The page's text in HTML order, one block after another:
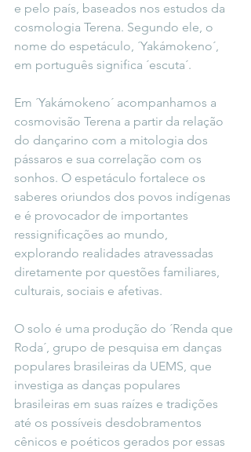
e pelo país, baseados nos estudos da
cosmologia Terena. Segundo ele, o
nome do espetáculo, ´Yakámokeno´,
em português significa ´escuta´.
Em ´Yakámokeno´ acompanhamos a
cosmovisão Terena a partir da relação
do dançarino com a mitologia dos
pássaros e sua correlação com os
sonhos. O espetáculo fortalece os
saberes oriundos dos povos indígenas
e é provocador de importantes
ressignificações ao mundo,
explorando realidades atravessadas
diretamente por questões familiares,
culturais, sociais e afetivas.
O solo é uma produção do ´Renda que
Roda´, grupo de pesquisa em danças
populares brasileiras da UEMS, que
investiga as danças populares
brasileiras em suas raízes e tradições
até os possíveis desdobramentos
cênicos e poéticos gerados por essas